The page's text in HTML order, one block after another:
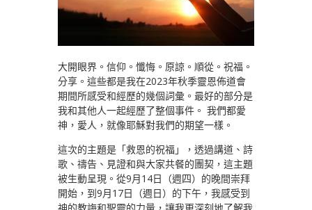
大開眼界。信仰。懺悔。原諒。順從。祝福。
分享。這些都是我在2023年秋季靈恩佈道會
期間所感受和經歷的幾個詞彙。最好的部分是
我和其他人一起經歷了整個事件。 我們都愛
神，愛人，就像耶穌對我們的期望一樣。
這次的主題是「救恩的祝福」，透過講道、詩
歌、禱告、見證和與大家共餐的團契，這主題
被生動呈現。從9月14日（週四）的晚間崇拜
開始，到9月17日（週日）的下午，我感受到